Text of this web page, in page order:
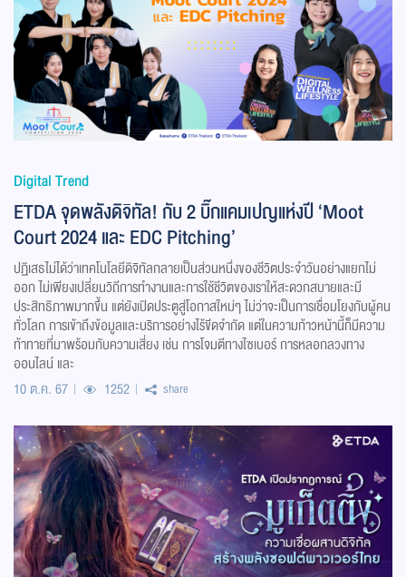
Digital Trend
ETDA จุดพลังดิจิทัล! กับ 2 บิ๊กแคมเปญแห่งปี ‘Moot
Court 2024 และ EDC Pitching’
ปฏิเสธไม่ได้ว่าเทคโนโลยีดิจิทัลกลายเป็นส่วนหนึ่งของชีวิตประจำวันอย่างแยกไม่
ออก ไม่เพียงเปลี่ยนวิถีการทำงานและการใช้ชีวิตของเราให้สะดวกสบายและมี
ประสิทธิภาพมากขึ้น แต่ยังเปิดประตูสู่โอกาสใหม่ๆ ไม่ว่าจะเป็นการเชื่อมโยงกับผู้คน
ทั่วโลก การเข้าถึงข้อมูลและบริการอย่างไร้ขีดจำกัด แต่ในความก้าวหน้านี้ก็มีความ
ท้าทายที่มาพร้อมกับความเสี่ยง เช่น การโจมตีทางไซเบอร์ การหลอกลวงทาง
ออนไลน์ และ
10 ต.ค. 67
1252 share